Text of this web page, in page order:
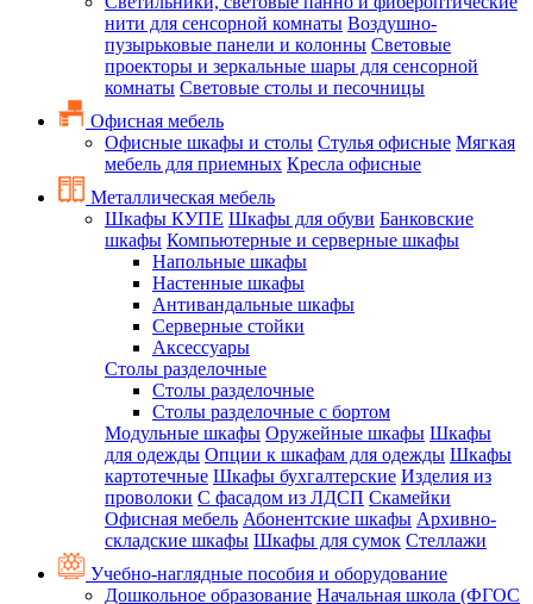
нити для сенсорной комнаты Воздушно-
пузырьковые панели и колонны Световые
проекторы и зеркальные шары для сенсорной
комнаты Световые столы и песочницы
Офисная мебель
Офисные шкафы и столы Стулья офисные Мягкая
мебель для приемных Кресла офисные
Металлическая мебель
Шкафы КУПЕ Шкафы для обуви Банковские
шкафы Компьютерные и серверные шкафы
Напольные шкафы
Настенные шкафы
Антивандальные шкафы
Серверные стойки
Аксессуары
Столы разделочные
Столы разделочные
Столы разделочные с бортом
Модульные шкафы Оружейные шкафы Шкафы
для одежды Опции к шкафам для одежды Шкафы
картотечные Шкафы бухгалтерские Изделия из
проволоки С фасадом из ЛДСП Скамейки
Офисная мебель Абонентские шкафы Архивно-
складские шкафы Шкафы для сумок Стеллажи
Учебно-наглядные пособия и оборудование
Дошкольное образование Начальная школа (ФГОС